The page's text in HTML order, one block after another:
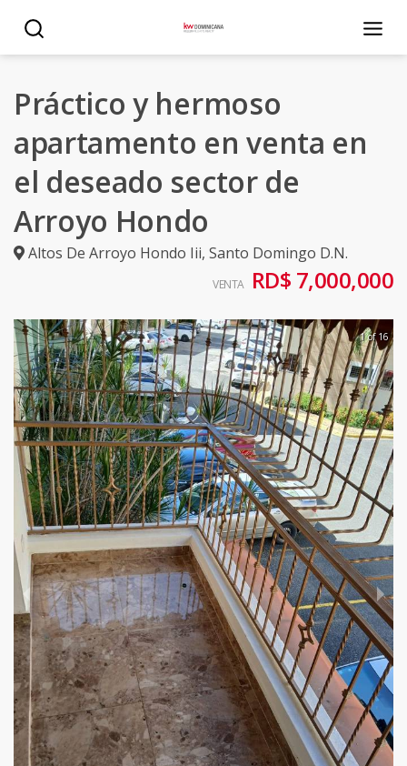
Práctico y hermoso
apartamento en venta en
el deseado sector de
Arroyo Hondo
Altos De Arroyo Hondo Iii, Santo Domingo D.N.
VENTA RD$ 7,000,000
1 of 16